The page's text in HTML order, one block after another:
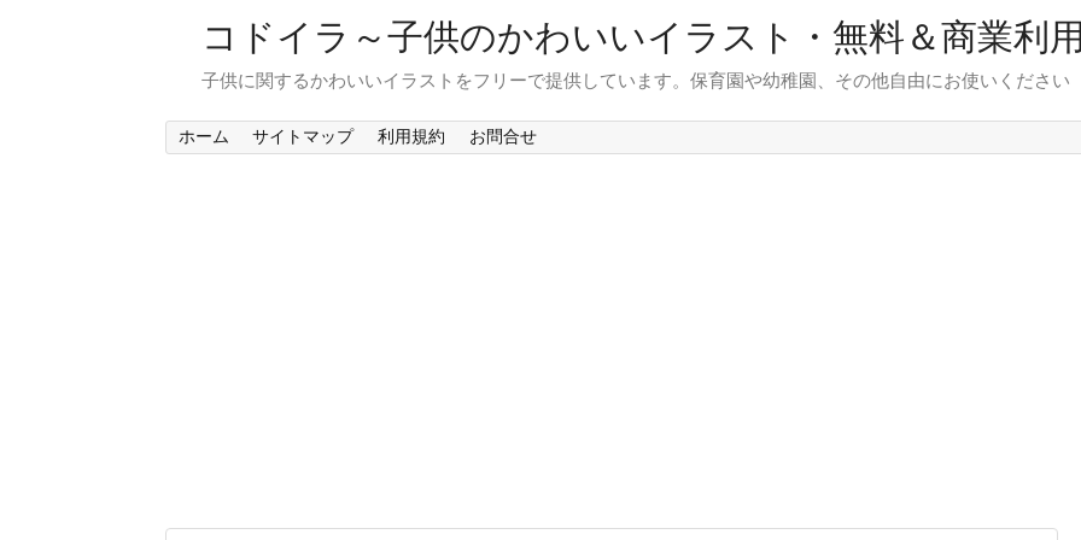
コドイラ～子供のかわいいイラスト・無料＆商業利
子供に関するかわいいイラストをフリーで提供しています。保育園や幼稚園、その他自由にお使いください
ホーム サイトマップ 利用規約 お問合せ